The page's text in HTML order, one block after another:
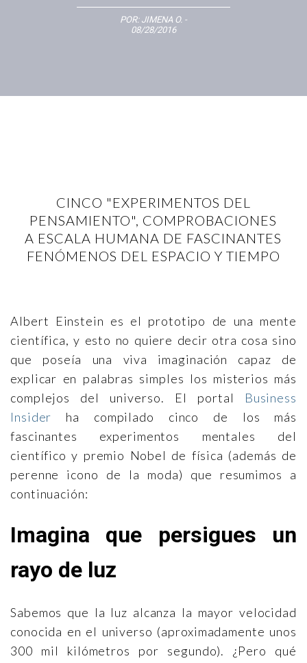
POR: JIMENA O. -
08/28/2016
CINCO "EXPERIMENTOS DEL
PENSAMIENTO", COMPROBACIONES
A ESCALA HUMANA DE FASCINANTES
FENÓMENOS DEL ESPACIO Y TIEMPO
Albert Einstein es el prototipo de una mente
científica, y esto no quiere decir otra cosa sino
que poseía una viva imaginación capaz de
explicar en palabras simples los misterios más
complejos del universo. El portal
Business
Insider ha compilado cinco de los más
fascinantes experimentos mentales del
científico y premio Nobel de física (además de
perenne icono de la moda) que resumimos a
continuación:
Imagina que persigues un
rayo de luz
Sabemos que la luz alcanza la mayor velocidad
conocida en el universo (aproximadamente unos
300 mil kilómetros por segundo). ¿Pero qué